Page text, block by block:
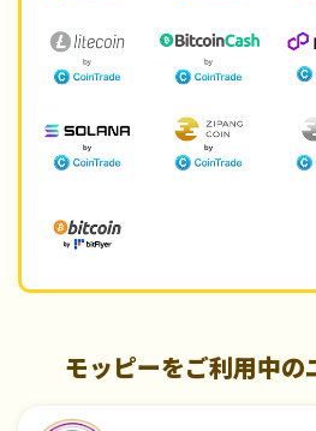
モッピーをご利用中の